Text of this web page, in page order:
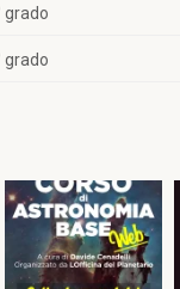
grado
grado